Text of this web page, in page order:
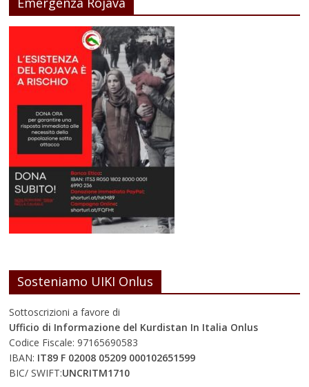
Sosteniamo UIKI Onlus
Sottoscrizioni a favore di
Ufficio di Informazione del Kurdistan In Italia Onlus
Codice Fiscale: 97165690583
IBAN: IT89 F 02008 05209 000102651599
BIC/ SWIFT:UNCRITM1710